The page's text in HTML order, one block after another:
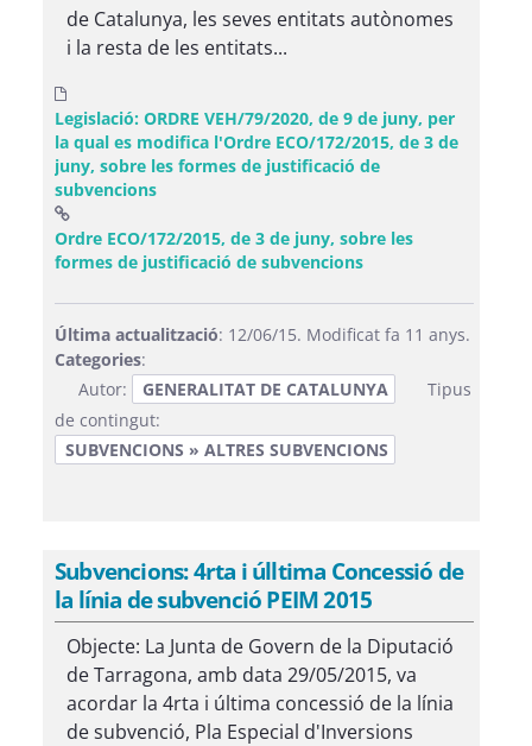
de Catalunya, les seves entitats autònomes
i la resta de les entitats...
Legislació: ORDRE VEH/79/2020, de 9 de juny, per
la qual es modifica l'Ordre ECO/172/2015, de 3 de
juny, sobre les formes de justificació de
subvencions
Ordre ECO/172/2015, de 3 de juny, sobre les
formes de justificació de subvencions(Obre una finestra
Última actualització: 12/06/15. Modificat fa 11 anys.
Categories:
Autor:
GENERALITAT DE CATALUNYA
Tipus
de contingut:
SUBVENCIONS » ALTRES SUBVENCIONS
Subvencions: 4rta i úlltima Concessió de
la línia de subvenció PEIM 2015
Objecte: La Junta de Govern de la Diputació
de Tarragona, amb data 29/05/2015, va
acordar la 4rta i última concessió de la línia
de subvenció, Pla Especial d'Inversions